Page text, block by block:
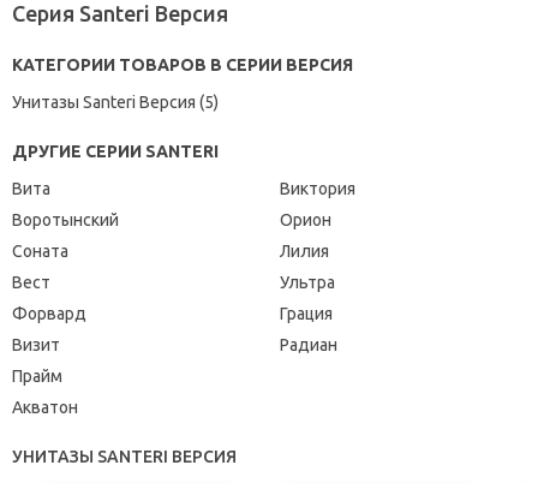
Серия Santeri Версия
КАТЕГОРИИ ТОВАРОВ В СЕРИИ ВЕРСИЯ
Унитазы Santeri Версия (5)
ДРУГИЕ СЕРИИ SANTERI
Вита
Воротынский
Соната
Вест
Виктория
Орион
Лилия
Ультра
Форвард
Визит
Прайм
Акватон
Грация
Радиан
УНИТАЗЫ SANTERI ВЕРСИЯ